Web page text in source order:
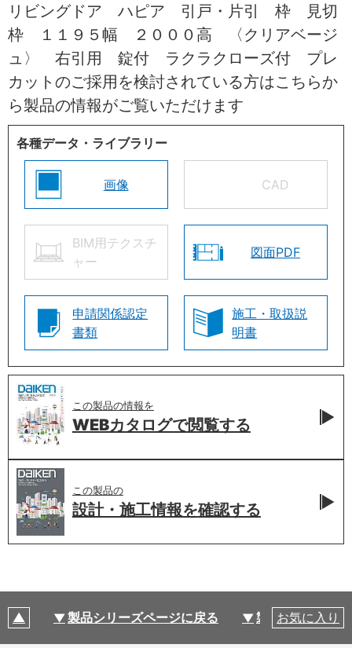
リビングドア ハピア 引戸・片引 枠 見切
枠 １１９５幅 ２０００高 〈クリアベージ
ュ〉 右引用 錠付 ラクラクローズ付 プレ
カットのご採用を検討されている方はこちらか
ら製品の情報がご覧いただけます
各種データ・ライブラリー
画像 CAD
BIM用テクスチ
ャー
図面PDF
申請関係認定
書類
施工・取扱説
明書
この製品の情報を
WEBカタログで閲覧する
この製品の
設計・施工情報を確認する
製品シリーズページに戻る 製品仕様
お気に入り